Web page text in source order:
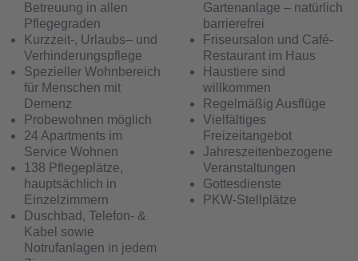
Betreuung in allen
Pflegegraden
Kurzzeit-, Urlaubs– und
Verhinderungspflege
Spezieller Wohnbereich
für Menschen mit
Demenz
Probewohnen möglich
24 Apartments im
Service Wohnen
138 Pflegeplätze,
hauptsächlich in
Einzelzimmern
Duschbad, Telefon- &
Kabel sowie
Notrufanlagen in jedem
Gartenanlage – natürlich
barrierefrei
Friseursalon und Café-
Restaurant im Haus
Haustiere sind
willkommen
Regelmäßig Ausflüge
Vielfältiges
Freizeitangebot
Jahreszeitenbezogene
Veranstaltungen
Gottesdienste
PKW-Stellplätze